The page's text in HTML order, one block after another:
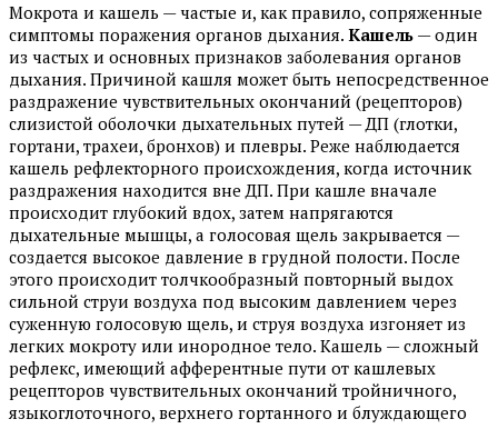
Мокрота и кашель — частые и, как правило, сопряженные
симптомы поражения органов дыхания. Кашель — один
из частых и основных признаков заболевания органов
дыхания. Причиной кашля может быть непосредственное
раздражение чувствительных окончаний (рецепторов)
слизистой оболочки дыхательных путей — ДП (глотки,
гортани, трахеи, бронхов) и плевры. Реже наблюдается
кашель рефлекторного происхождения, когда источник
раздражения находится вне ДП. При кашле вначале
происходит глубокий вдох, затем напрягаются
дыхательные мышцы, а голосовая щель закрывается —
создается высокое давление в грудной полости. После
этого происходит толчкообразный повторный выдох
сильной струи воздуха под высоким давлением через
суженную голосовую щель, и струя воздуха изгоняет из
легких мокроту или инородное тело. Кашель — сложный
рефлекс, имеющий афферентные пути от кашлевых
рецепторов чувствительных окончаний тройничного,
языкоглоточного, верхнего гортанного и блуждающего